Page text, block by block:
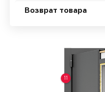
Возврат товара
11